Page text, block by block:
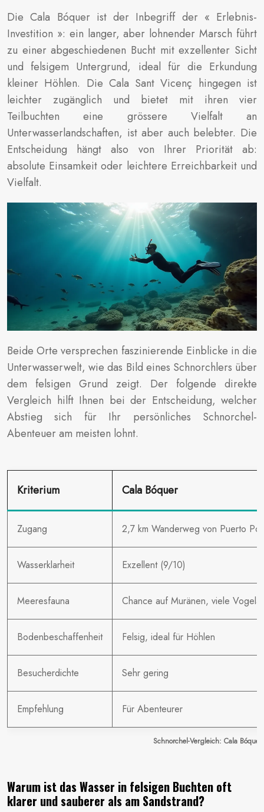
Die Cala Bóquer ist der Inbegriff der « Erlebnis-
Investition »: ein langer, aber lohnender Marsch führt
zu einer abgeschiedenen Bucht mit exzellenter Sicht
und felsigem Untergrund, ideal für die Erkundung
kleiner Höhlen. Die Cala Sant Vicenç hingegen ist
leichter zugänglich und bietet mit ihren vier
Teilbuchten eine grössere Vielfalt an
Unterwasserlandschaften, ist aber auch belebter. Die
Entscheidung hängt also von Ihrer Priorität ab:
absolute Einsamkeit oder leichtere Erreichbarkeit und
Vielfalt.
Beide Orte versprechen faszinierende Einblicke in die
Unterwasserwelt, wie das Bild eines Schnorchlers über
dem felsigen Grund zeigt. Der folgende direkte
Vergleich hilft Ihnen bei der Entscheidung, welcher
Abstieg sich für Ihr persönliches Schnorchel-
Abenteuer am meisten lohnt.
Schnorchel-Vergleich: Cala
Kriterium Cala Bóquer
Zugang 2,7 km Wanderweg von Puerto
Wasserklarheit Exzellent (9/10)
Meeresfauna Chance auf Muränen, viele
Bodenbeschaffenheit Felsig, ideal für Höhlen
Besucherdichte Sehr gering
Empfehlung Für Abenteurer
Warum ist das Wasser in felsigen Buchten oft
klarer und sauberer als am Sandstrand?